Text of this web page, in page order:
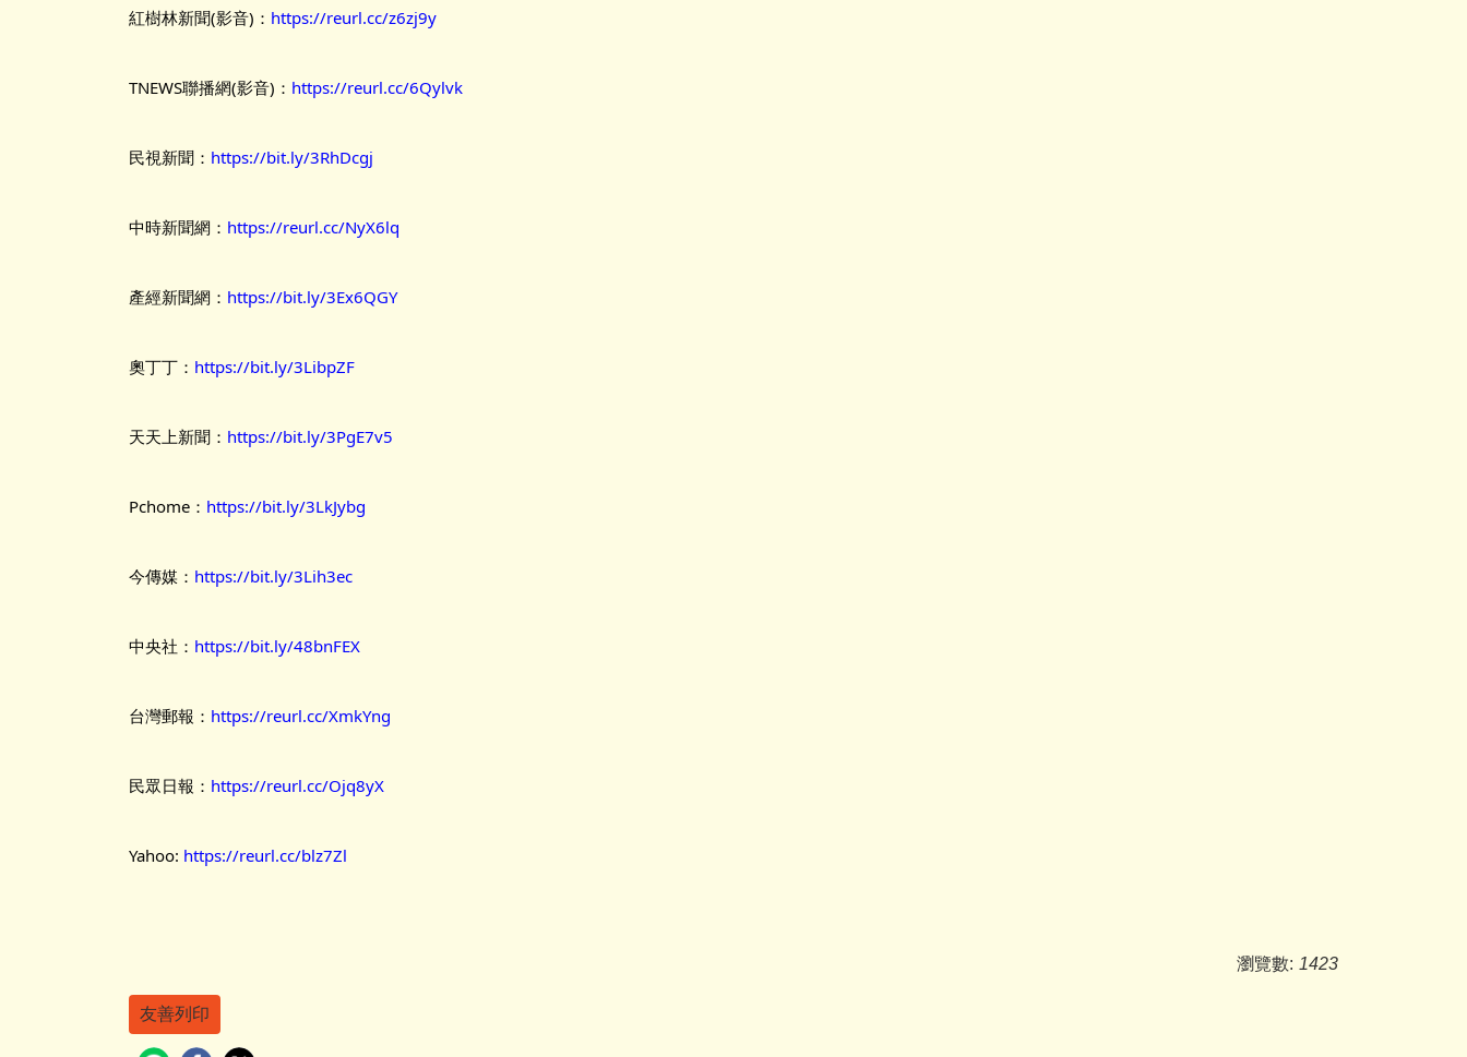
紅樹林新聞(影音)： https://reurl.cc/z6zj9y
TNEWS聯播網(影音)： https://reurl.cc/6Qylvk
民視新聞： https://bit.ly/3RhDcgj
中時新聞網： https://reurl.cc/NyX6lq
產經新聞網： https://bit.ly/3Ex6QGY
奧丁丁： https://bit.ly/3LibpZF
天天上新聞： https://bit.ly/3PgE7v5
Pchome： https://bit.ly/3LkJybg
今傳媒： https://bit.ly/3Lih3ec
中央社： https://bit.ly/48bnFEX
台灣郵報： https://reurl.cc/XmkYng
民眾日報： https://reurl.cc/Ojq8yX
Yahoo: https://reurl.cc/blz7Zl
瀏覽數: 1423
友善列印